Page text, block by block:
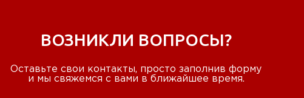
ВОЗНИКЛИ ВОПРОСЫ?
Оставьте свои контакты, просто заполнив форму
и мы свяжемся с вами в ближайшее время.